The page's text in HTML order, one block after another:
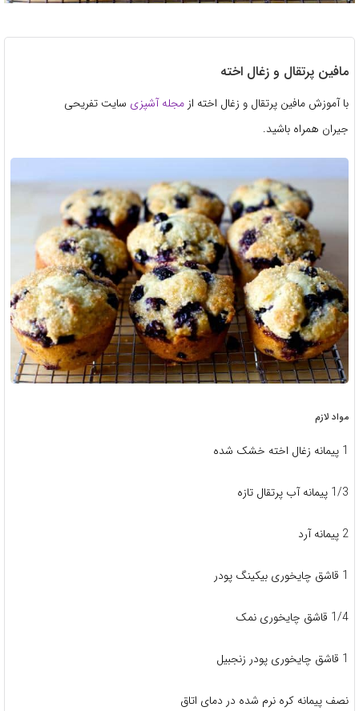
مافین پرتقال و زغال اخته
با آموزش مافین پرتقال و زغال اخته از مجله آشپزی سایت تفریحی
جیران همراه باشید.
مواد لازم
1 پیمانه زغال اخته خشک شده
1/3 پیمانه آب پرتقال تازه
2 پیمانه آرد
1 قاشق چایخوری بیکینگ پودر
1/4 قاشق چایخوری نمک
1 قاشق چایخوری پودر زنجبیل
نصف پیمانه کره نرم شده در دمای اتاق